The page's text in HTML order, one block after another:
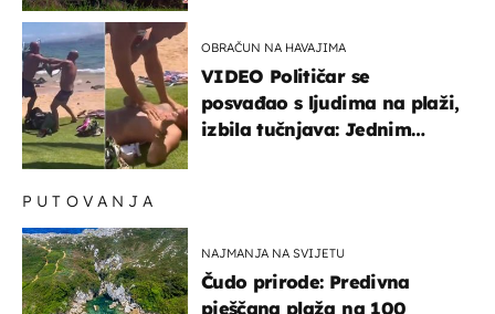
OBRAČUN NA HAVAJIMA
VIDEO Političar se
posvađao s ljudima na plaži,
izbila tučnjava: Jednim
PUTOVANJA
NAJMANJA NA SVIJETU
Čudo prirode: Predivna
pješčana plaža na 100